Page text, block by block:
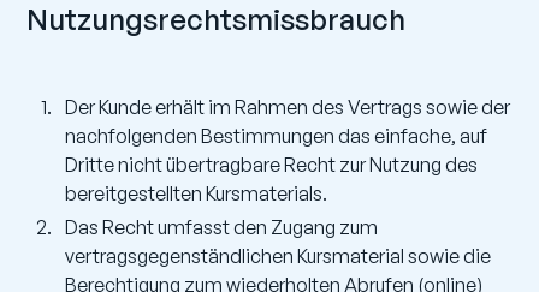
Nutzungsrechts­missbrauch
Der Kunde erhält im Rahmen des Vertrags sowie der
nachfolgenden Bestimmungen das einfache, auf
Dritte nicht übertragbare Recht zur Nutzung des
bereitgestellten Kursmaterials.
Das Recht umfasst den Zugang zum
vertragsgegenständlichen Kursmaterial sowie die
Berechtigung zum wiederholten Abrufen (online)